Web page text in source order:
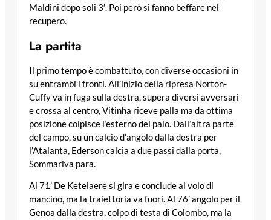
Maldini dopo soli 3′. Poi però si fanno beffare nel
recupero.
La partita
Il primo tempo è combattuto, con diverse occasioni in
su entrambi i fronti. All’inizio della ripresa Norton-
Cuffy va in fuga sulla destra, supera diversi avversari
e crossa al centro, Vitinha riceve palla ma da ottima
posizione colpisce l’esterno del palo. Dall’altra parte
del campo, su un calcio d’angolo dalla destra per
l’Atalanta, Ederson calcia a due passi dalla porta,
Sommariva para.
Al 71’ De Ketelaere si gira e conclude al volo di
mancino, ma la traiettoria va fuori. Al 76’ angolo per il
Genoa dalla destra, colpo di testa di Colombo, ma la